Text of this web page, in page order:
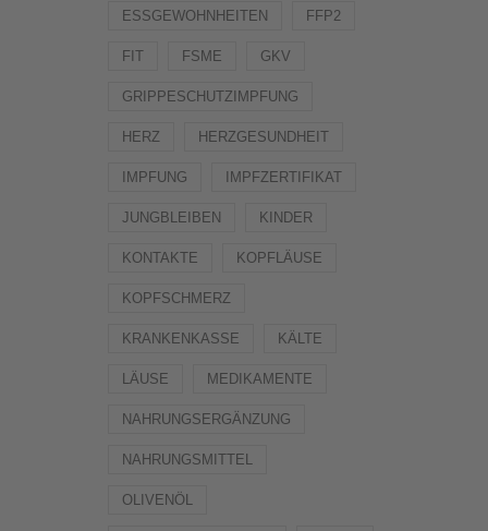
ESSGEWOHNHEITEN FFP2
FIT FSME GKV
GRIPPESCHUTZIMPFUNG
HERZ HERZGESUNDHEIT
IMPFUNG IMPFZERTIFIKAT
JUNGBLEIBEN KINDER
KONTAKTE KOPFLÄUSE
KOPFSCHMERZ
KRANKENKASSE KÄLTE
LÄUSE MEDIKAMENTE
NAHRUNGSERGÄNZUNG
NAHRUNGSMITTEL
OLIVENÖL